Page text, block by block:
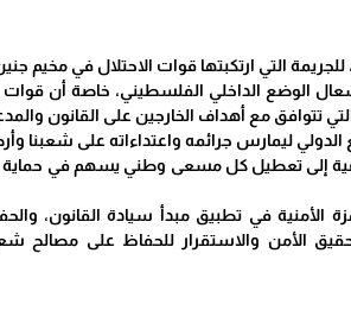
التي ارتكبتها قوات الاحتلال في مخيم جنين
الوضع الداخلي الفلسطيني، خاصة أن قوات
تتوافق مع أهداف الخارجين على القانون
الدولي ليمارس جرائمه واعتداءاته على شعبنا
إلى تعطيل كل مسعى وطني يسهم في حماية
في تطبيق مبدأ سيادة القانون،
الأمن والاستقرار للحفاظ على مصالح